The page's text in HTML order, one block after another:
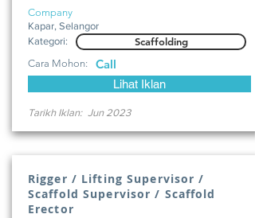
Company
Kapar, Selangor
Kategori:
Scaffolding
Cara Mohon: Call
Lihat Iklan
Tarikh Iklan: Jun 2023
Rigger / Lifting Supervisor /
Scaffold Supervisor / Scaffold
Erector